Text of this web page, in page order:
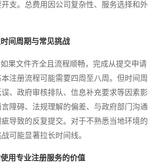
支。总费用因公司复杂性、服务选择和外
间周期与常见挑战
文件齐全且流程顺畅，完成从提交申请
注册流程可能需要四周至八周。但时间周
、政府审核排队、信息补充要求等因素影
障碍、法规理解的偏差、与政府部门沟通
导致的反复提交。对于不熟悉当地环境的
可能显著拉长时间线。
用专业注册服务的价值